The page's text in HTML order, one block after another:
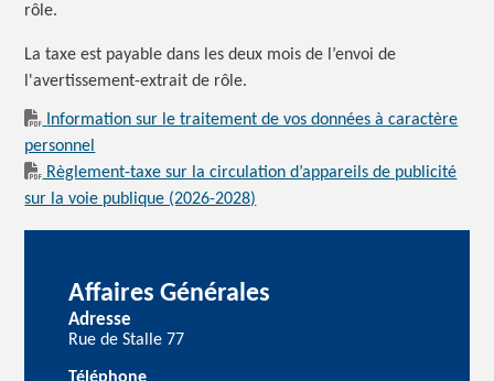
rôle.
La taxe est payable dans les deux mois de l’envoi de
l'avertissement-extrait de rôle.
Information sur le traitement de vos données à caractère
personnel
Règlement-taxe sur la circulation d’appareils de publicité
sur la voie publique (2026-2028)
Affaires Générales
Adresse
Rue de Stalle 77